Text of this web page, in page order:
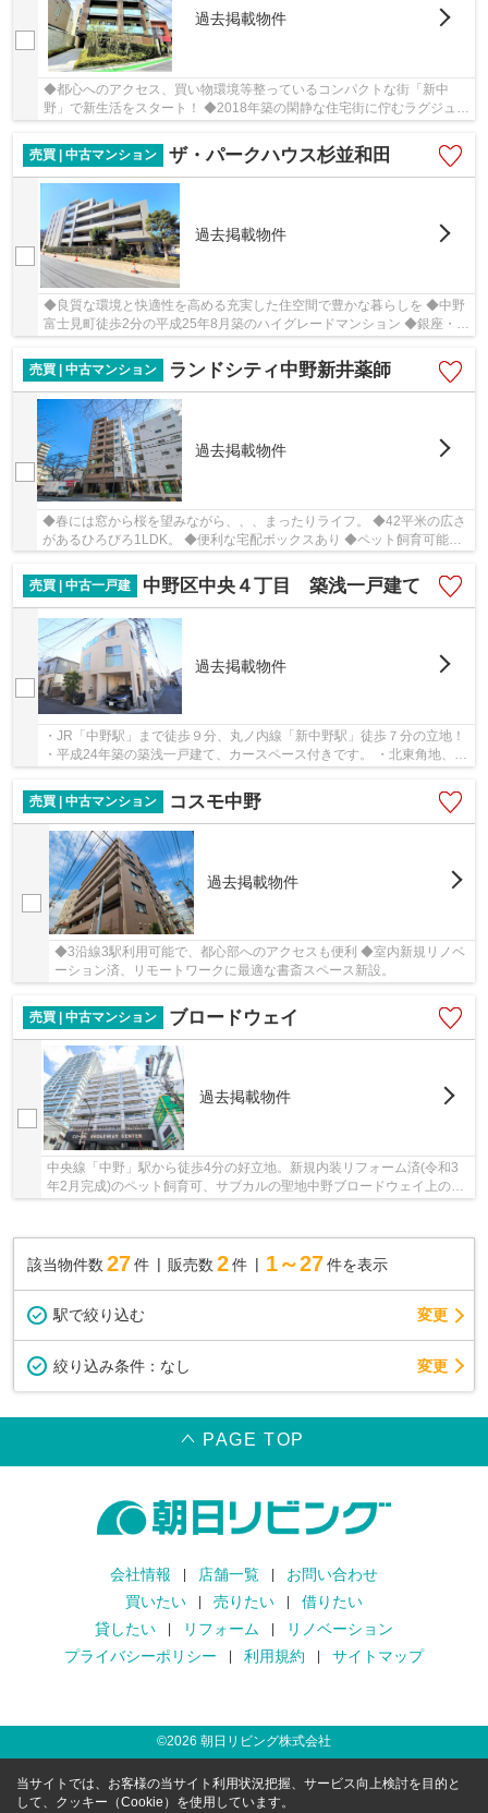
過去掲載物件
◆都心へのアクセス、買い物環境等整っているコンパクトな街「新中
野」で新生活をスタート！ ◆2018年築の閑静な住宅街に佇むラグジュア
リーレジデンス ◆トリプルセキュリティ完備、女性...
売買 | 中古マンション
ザ・パークハウス杉並和田
過去掲載物件
◆良質な環境と快適性を高める充実した住空間で豊かな暮らしを ◆中野
富士見町徒歩2分の平成25年8月築のハイグレードマンション ◆銀座・中
野・新宿・渋谷と、多彩なアクセス可能な好立地
売買 | 中古マンション
ランドシティ中野新井薬師
過去掲載物件
◆春には窓から桜を望みながら、、、まったりライフ。 ◆42平米の広さ
があるひろびろ1LDK。 ◆便利な宅配ボックスあり ◆ペット飼育可能マ
売買 | 中古一戸建
中野区中央４丁目 築浅一戸建て
過去掲載物件
・JR「中野駅」まで徒歩９分、丸ノ内線「新中野駅」徒歩７分の立地！
・平成24年築の築浅一戸建て、カースペース付きです。 ・北東角地、開
売買 | 中古マンション
コスモ中野
過去掲載物件
◆3沿線3駅利用可能で、都心部へのアクセスも便利 ◆室内新規リノベ
ーション済、リモートワークに最適な書斎スペース新設。
売買 | 中古マンション ブロードウェイ
過去掲載物件
中央線「中野」駅から徒歩4分の好立地。新規内装リフォーム済(令和3
年2月完成)のペット飼育可、サブカルの聖地中野ブロードウェイ上のヴ
該当物件数 27件 販売数 2 件 1～27 件を表示
駅で絞り込む 変更
絞り込み条件： なし 変更
PAGE TOP
会社情報 店舗一覧
お問い合わせ
買いたい
売りたい
借りたい
貸したい
リフォーム
リノベーション
プライバシーポリシー
利用規約 サイトマップ
©2026 朝日リビング株式会社
当サイトでは、お客様の当サイト利用状況把握、サービス向上検討を目的と
して、クッキー（Cookie）を使用しています。